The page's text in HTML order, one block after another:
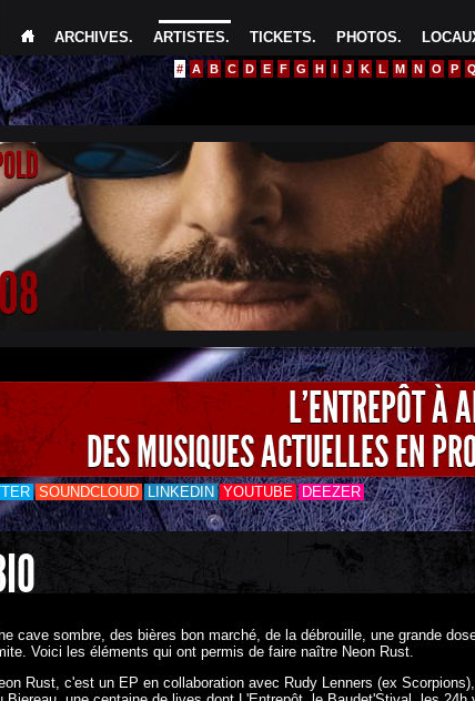
PHOTOS.
TICKETS.
ARTISTES.
ARCHIVES.
# A B C D E F G H I J K L M N O P
L'ENTREPÔT À
DES MUSIQUES ACTUELLES EN
SOUNDCLOUD LINKEDIN YOUTUBE DEEZER
cave sombre, des bières bon marché, de la débrouille, une grande
Voici les éléments qui ont permis de faire naître Neon Rust.
Rust, c'est un EP en collaboration avec Rudy Lenners (ex